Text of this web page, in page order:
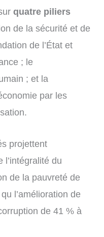
quatre piliers
de la sécurité et de
de l’État et
; le
; et la
par les
projettent
l’intégralité du
de la pauvreté de
l’amélioration de
de 41 % à